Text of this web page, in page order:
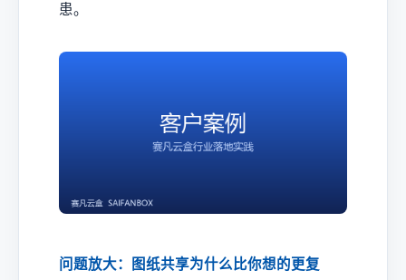
患。
问题放大：图纸共享为什么比你想的更复